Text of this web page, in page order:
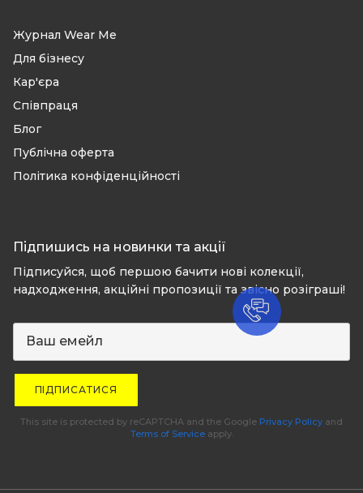
Журнал Wear Me
Для бізнесу
Кар'єра
Співпраця
Блог
Публічна оферта
Політика конфіденційності
Підпишись на новинки та акції
Підписуйся, щоб першою бачити нові колекції,
надходження, акційні пропозиції та звісно розіграші!
ПІДПИСАТИСЯ
This site is protected by reCAPTCHA and the Google Privacy Policy and
Terms of Serviceapply.